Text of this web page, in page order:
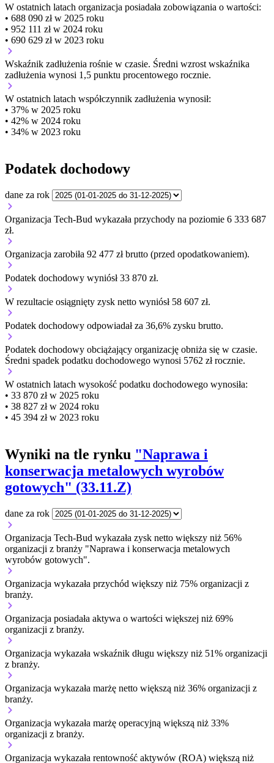
W ostatnich latach organizacja posiadała zobowiązania o wartości:
• 688 090 zł w 2025 roku
• 952 111 zł w 2024 roku
• 690 629 zł w 2023 roku
Wskaźnik zadłużenia rośnie w czasie. Średni wzrost wskaźnika
zadłużenia wynosi 1,5 punktu procentowego rocznie.
W ostatnich latach współczynnik zadłużenia wynosił:
• 37% w 2025 roku
• 42% w 2024 roku
• 34% w 2023 roku
Podatek dochodowy
dane za rok
Organizacja Tech-Bud wykazała przychody na poziomie 6 333 687
zł.
Organizacja zarobiła 92 477 zł brutto (przed opodatkowaniem).
Podatek dochodowy wyniósł 33 870 zł.
W rezultacie osiągnięty zysk netto wyniósł 58 607 zł.
Podatek dochodowy odpowiadał za 36,6% zysku brutto.
Podatek dochodowy obciążający organizację obniża się w czasie.
Średni spadek podatku dochodowego wynosi 5762 zł rocznie.
W ostatnich latach wysokość podatku dochodowego wynosiła:
• 33 870 zł w 2025 roku
• 38 827 zł w 2024 roku
• 45 394 zł w 2023 roku
Wyniki na tle rynku "Naprawa i
konserwacja metalowych wyrobów
gotowych" (33.11.Z)
dane za rok
Organizacja Tech-Bud wykazała zysk netto większy niż 56%
organizacji z branży "Naprawa i konserwacja metalowych
wyrobów gotowych".
Organizacja wykazała przychód większy niż 75% organizacji z
branży.
Organizacja posiadała aktywa o wartości większej niż 69%
organizacji z branży.
Organizacja wykazała wskaźnik długu większy niż 51% organizacji
z branży.
Organizacja wykazała marżę netto większą niż 36% organizacji z
branży.
Organizacja wykazała marżę operacyjną większą niż 33%
organizacji z branży.
Organizacja wykazała rentowność aktywów (ROA) większą niż